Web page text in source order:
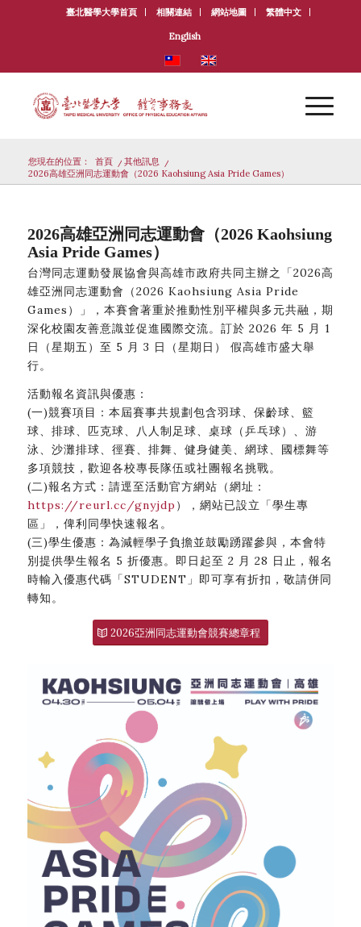
臺北醫學大學首頁 相關連結 網站地圖 繁體中文
English
您現在的位置： 首頁 / 其他訊息
/
2026高雄亞洲同志運動會（2026 Kaohsiung Asia Pride Games）
2026高雄亞洲同志運動會（2026 Kaohsiung
Asia Pride Games）
台灣同志運動發展協會與高雄市政府共同主辦之「2026高
雄亞洲同志運動會（2026 Kaohsiung Asia Pride
Games）」，本賽會著重於推動性別平權與多元共融，期
深化校園友善意識並促進國際交流。訂於 2026 年 5 月 1
日（星期五）至 5 月 3 日（星期日） 假高雄市盛大舉
行。
活動報名資訊與優惠：
(一)競賽項目：本屆賽事共規劃包含羽球、保齡球、籃
球、排球、匹克球、八人制足球、桌球（乒乓球）、游
泳、沙灘排球、徑賽、排舞、健身健美、網球、國標舞等
多項競技，歡迎各校專長隊伍或社團報名挑戰。
(二)報名方式：請逕至活動官方網站（網址：
https://reurl.cc/gnyjdp ），網站已設立「學生專
區」，俾利同學快速報名。
(三)學生優惠：為減輕學子負擔並鼓勵踴躍參與，本會特
別提供學生報名 5 折優惠。即日起至 2 月 28 日止，報名
時輸入優惠代碼「STUDENT」即可享有折扣，敬請併同
轉知。
2026亞洲同志運動會競賽總章程